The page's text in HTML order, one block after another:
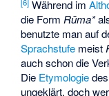
Während im
die FormRūma*
benutzte man auf
Sprachstufe meist
auch schon die
Die Etymologie
ungeklärt, doch